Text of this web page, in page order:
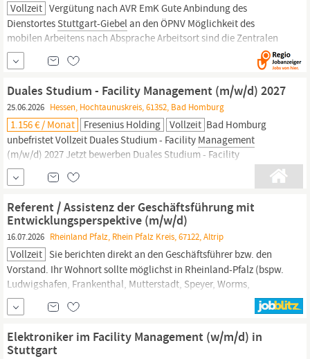
Vollzeit Vergütung nach AVR EmK Gute Anbindung des
Dienstortes Stuttgart-Giebelan den ÖPNV Möglichkeit des
mobilen Arbeitens nach Absprache Arbeitsort sind die Zentralen
Dienste der Süddeutschen jährlichen Konferenz mit Sitz in
Stuttgart-Giebel,
Bewerbungsunterlagen senden Sie als PDF an bewerbung@emk-
zentrale...
Duales Studium - Facility Management (m/w/d) 2027
25.06.2026 Hessen, Hochtaunuskreis, 61352, Bad Homburg
1.156 € / Monat Fresenius Holding Vollzeit Bad Homburg
unbefristet Vollzeit Duales Studium - Facility Management
(m/w/d) 2027 Jetzt bewerben Duales Studium - Facility
Management
(m/w/d) 2027 - Ausbildungsbeginn: 26.07.2027 ; Du b
egeisterst dich für Gebäudetechnik und Immobilienmanagement?
Du möchtest in einem fachübergreifenden Studiengang die
spannenden Welten von BWL,...
Referent / Assistenz der Geschäftsführung mit
Entwicklungsperspektive (m/w/d)
16.07.2026 Rheinland Pfalz, Rhein Pfalz Kreis, 67122, Altrip
Vollzeit Sie berichten direkt an den Geschäftsführer bzw. den
Vorstand. Ihr Wohnort sollte möglichst in Rheinland-Pfalz (bspw.
Ludwigshafen, Frankenthal, Mutterstadt, Speyer, Worms,
Kaiserslautern), in Baden-Württemberg (bspw. Mannheim,
Heidelberg, Karlsruhe,
oder in Hessen (bspw. Frankfurt,
Darmstadt, Viernheim, Bensheim) liegen. Alternativ wäre ggf.
Elektroniker im Facility Management (w/m/d) in
Stuttgart